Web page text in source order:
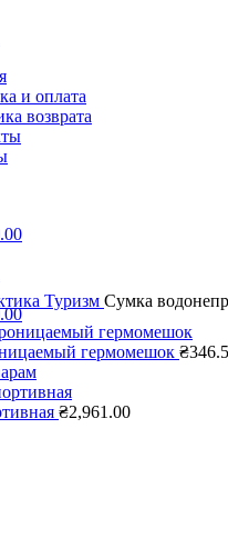
и оплата
возврата
Туризм Сумка
гермомешок ₴
₴2,961.00